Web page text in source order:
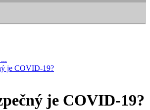
je COVID-19?
je COVID-19?